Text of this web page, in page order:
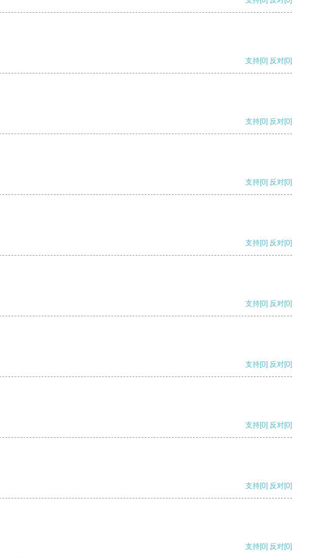
支持[0] 反对[0]
支持[0] 反对[0]
支持[0] 反对[0]
支持[0] 反对[0]
支持[0] 反对[0]
支持[0] 反对[0]
支持[0] 反对[0]
支持[0] 反对[0]
支持[0] 反对[0]